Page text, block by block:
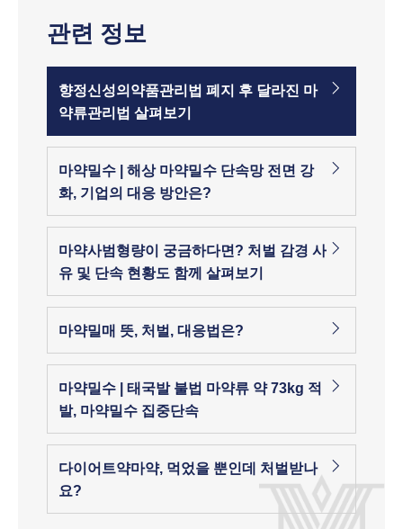
관련 정보
향정신성의약품관리법 폐지 후 달라진 마
약류관리법 살펴보기
마약밀수 | 해상 마약밀수 단속망 전면 강
화, 기업의 대응 방안은?
마약사범형량이 궁금하다면? 처벌 감경 사
유 및 단속 현황도 함께 살펴보기
마약밀매 뜻, 처벌, 대응법은?
마약밀수 | 태국발 불법 마약류 약 73kg 적
발, 마약밀수 집중단속
다이어트약마약, 먹었을 뿐인데 처벌받나
요?